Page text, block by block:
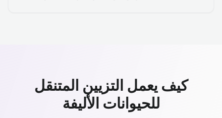
كيف يعمل التزيين المتنقل
للحيوانات الأليفة